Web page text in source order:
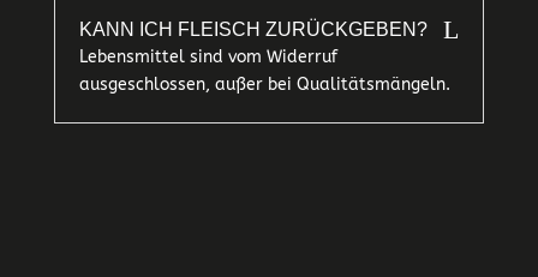
KANN ICH FLEISCH ZURÜCKGEBEN? L
Lebensmittel sind vom Widerruf
ausgeschlossen, außer bei Qualitätsmängeln.